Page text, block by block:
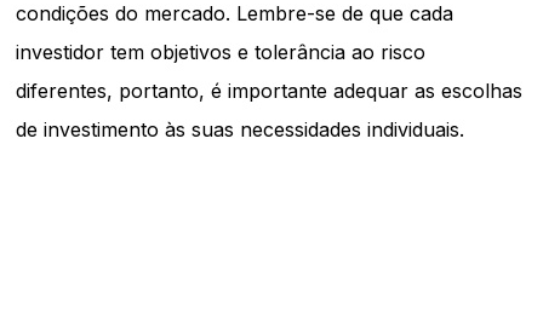
condições do mercado. Lembre-se de que cada
investidor tem objetivos e tolerância ao risco
diferentes, portanto, é importante adequar as escolhas
de investimento às suas necessidades individuais.